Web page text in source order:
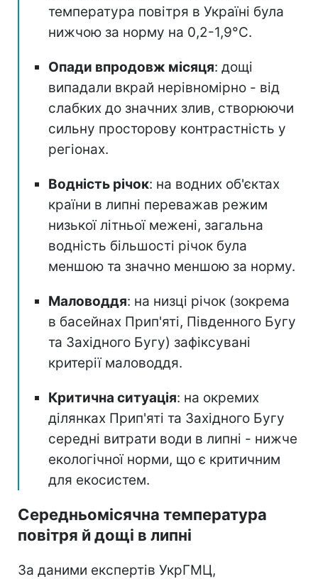
температура повітря в Україні була
нижчою за норму на 0,2-1,9°C.
Опади впродовж місяця: дощі
випадали вкрай нерівномірно - від
слабких до значних злив, створюючи
сильну просторову контрастність у
регіонах.
Водність річок: на водних об'єктах
країни в липні переважав режим
низької літньої межені, загальна
водність більшості річок була
меншою та значно меншою за норму.
Маловоддя: на низці річок (зокрема
в басейнах Прип'яті, Південного Бугу
та Західного Бугу) зафіксувані
критерії маловоддя.
Критична ситуація: на окремих
ділянках Прип'яті та Західного Бугу
середні витрати води в липні - нижче
екологічної норми, що є критичним
для екосистем.
Середньомісячна температура
повітря й дощі в липні
За даними експертів УкрГМЦ,